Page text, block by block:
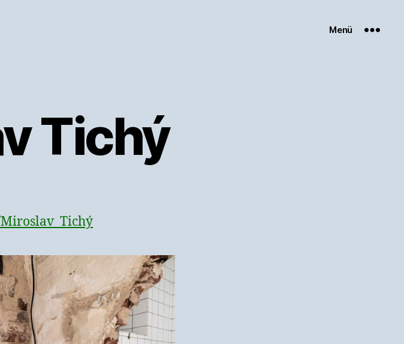
Menü
Tichý